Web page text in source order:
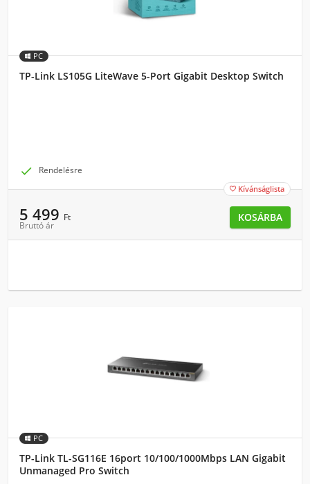
PC
TP-Link LS105G LiteWave 5-Port Gigabit Desktop Switch
 Rendelésre
 Kívánságlista
5 499 Ft
Bruttó ár
KOSÁRBA
PC
TP-Link TL-SG116E 16port 10/100/1000Mbps LAN Gigabit
Unmanaged Pro Switch